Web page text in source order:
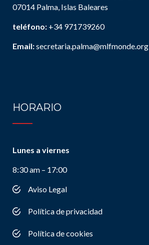
07014 Palma, Islas Baleares
teléfono: +34 971739260
Email:secretaria.palma@mlfmonde.org
HORARIO
Lunes a viernes
8:30 am – 17:00
Aviso Legal
Política de privacidad
Política de cookies